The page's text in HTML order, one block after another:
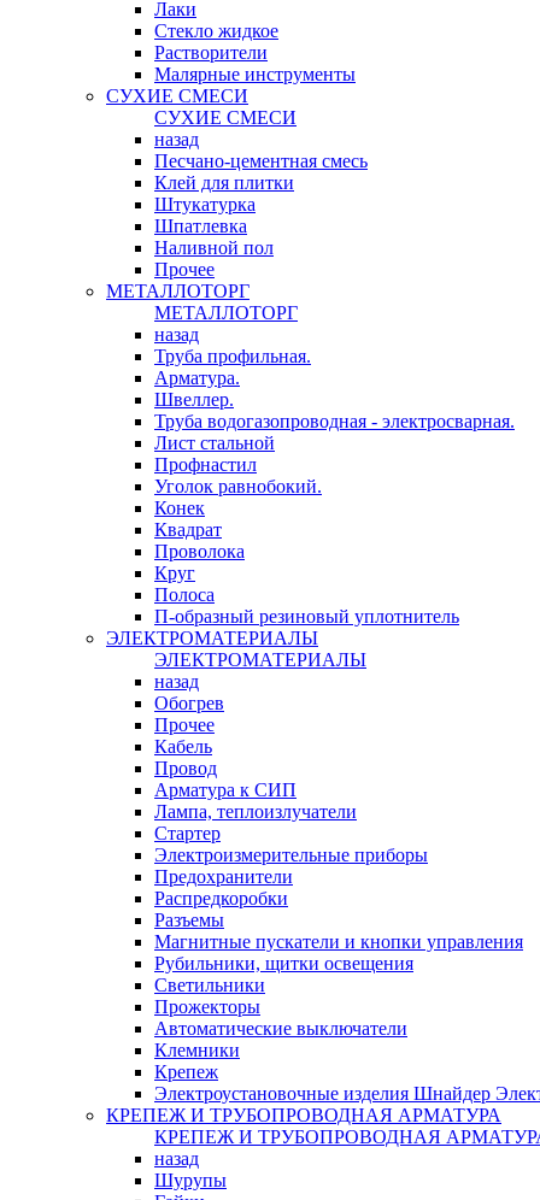
Лаки
Стекло жидкое
Растворители
Малярные инструменты
СУХИЕ СМЕСИ
СУХИЕ СМЕСИ
назад
Песчано-цементная смесь
Клей для плитки
Штукатурка
Шпатлевка
Наливной пол
Прочее
МЕТАЛЛОТОРГ
МЕТАЛЛОТОРГ
назад
Труба профильная.
Арматура.
Швеллер.
Труба водогазопроводная - электросварная.
Лист стальной
Профнастил
Уголок равнобокий.
Конек
Квадрат
Проволока
Круг
Полоса
П-образный резиновый уплотнитель
ЭЛЕКТРОМАТЕРИАЛЫ
ЭЛЕКТРОМАТЕРИАЛЫ
назад
Обогрев
Прочее
Кабель
Провод
Арматура к СИП
Лампа, теплоизлучатели
Стартер
Электроизмерительные приборы
Предохранители
Распредкоробки
Разъемы
Магнитные пускатели и кнопки управления
Рубильники, щитки освещения
Светильники
Прожекторы
Автоматические выключатели
Клемники
Крепеж
Электроустановочные изделия Шнайдер
КРЕПЕЖ И ТРУБОПРОВОДНАЯ АРМАТУРА
КРЕПЕЖ И ТРУБОПРОВОДНАЯ
назад
Шурупы